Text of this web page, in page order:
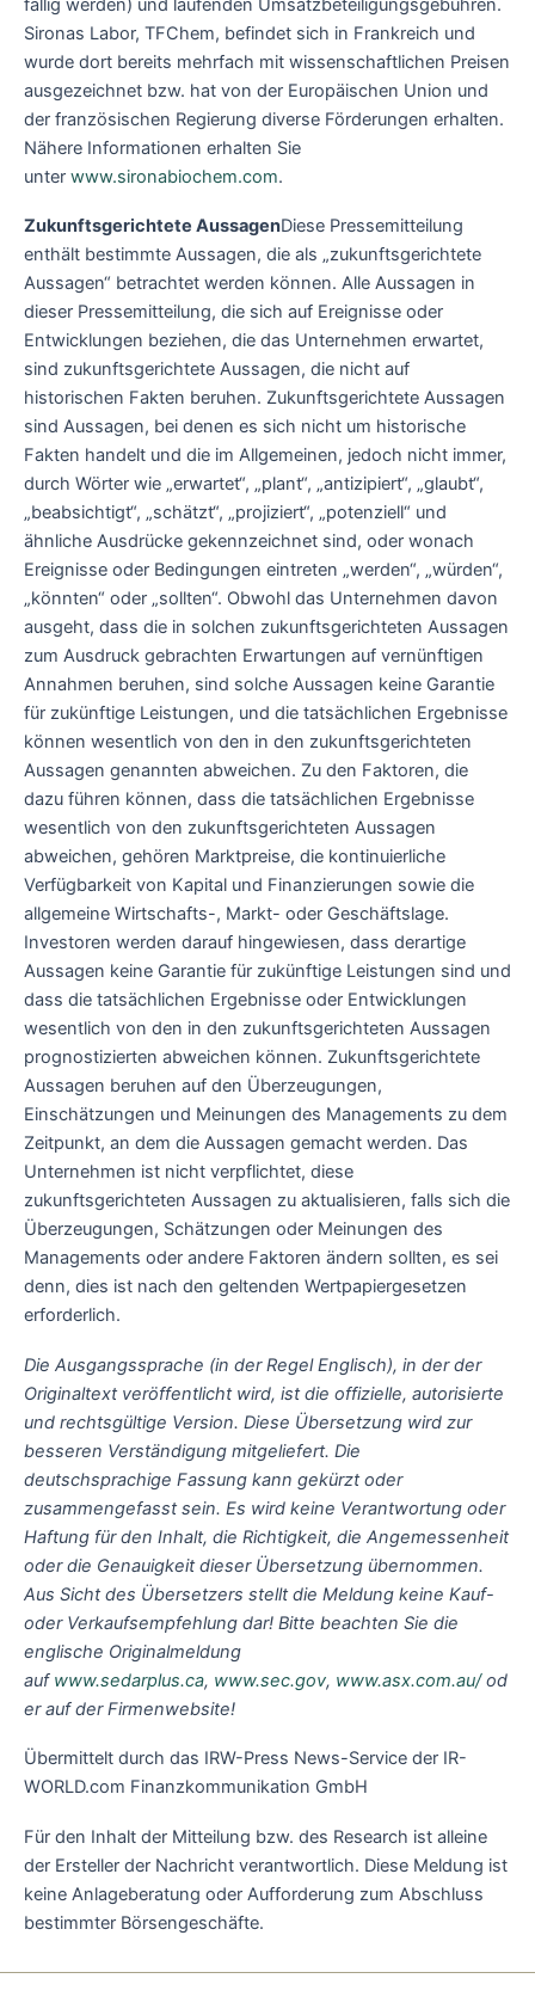
fällig werden) und laufenden Umsatzbeteiligungsgebühren.
Sironas Labor, TFChem, befindet sich in Frankreich und
wurde dort bereits mehrfach mit wissenschaftlichen Preisen
ausgezeichnet bzw. hat von der Europäischen Union und
der französischen Regierung diverse Förderungen erhalten.
Nähere Informationen erhalten Sie
unter www.sironabiochem.com.
Zukunftsgerichtete AussagenDiese Pressemitteilung
enthält bestimmte Aussagen, die als „zukunftsgerichtete
Aussagen“ betrachtet werden können. Alle Aussagen in
dieser Pressemitteilung, die sich auf Ereignisse oder
Entwicklungen beziehen, die das Unternehmen erwartet,
sind zukunftsgerichtete Aussagen, die nicht auf
historischen Fakten beruhen. Zukunftsgerichtete Aussagen
sind Aussagen, bei denen es sich nicht um historische
Fakten handelt und die im Allgemeinen, jedoch nicht immer,
durch Wörter wie „erwartet“, „plant“, „antizipiert“, „glaubt“,
„beabsichtigt“, „schätzt“, „projiziert“, „potenziell“ und
ähnliche Ausdrücke gekennzeichnet sind, oder wonach
Ereignisse oder Bedingungen eintreten „werden“, „würden“,
„könnten“ oder „sollten“. Obwohl das Unternehmen davon
ausgeht, dass die in solchen zukunftsgerichteten Aussagen
zum Ausdruck gebrachten Erwartungen auf vernünftigen
Annahmen beruhen, sind solche Aussagen keine Garantie
für zukünftige Leistungen, und die tatsächlichen Ergebnisse
können wesentlich von den in den zukunftsgerichteten
Aussagen genannten abweichen. Zu den Faktoren, die
dazu führen können, dass die tatsächlichen Ergebnisse
wesentlich von den zukunftsgerichteten Aussagen
abweichen, gehören Marktpreise, die kontinuierliche
Verfügbarkeit von Kapital und Finanzierungen sowie die
allgemeine Wirtschafts-, Markt- oder Geschäftslage.
Investoren werden darauf hingewiesen, dass derartige
Aussagen keine Garantie für zukünftige Leistungen sind und
dass die tatsächlichen Ergebnisse oder Entwicklungen
wesentlich von den in den zukunftsgerichteten Aussagen
prognostizierten abweichen können. Zukunftsgerichtete
Aussagen beruhen auf den Überzeugungen,
Einschätzungen und Meinungen des Managements zu dem
Zeitpunkt, an dem die Aussagen gemacht werden. Das
Unternehmen ist nicht verpflichtet, diese
zukunftsgerichteten Aussagen zu aktualisieren, falls sich die
Überzeugungen, Schätzungen oder Meinungen des
Managements oder andere Faktoren ändern sollten, es sei
denn, dies ist nach den geltenden Wertpapiergesetzen
erforderlich.
Die Ausgangssprache (in der Regel Englisch), in der der
Originaltext veröffentlicht wird, ist die offizielle, autorisierte
und rechtsgültige Version. Diese Übersetzung wird zur
besseren Verständigung mitgeliefert. Die
deutschsprachige Fassung kann gekürzt oder
zusammengefasst sein. Es wird keine Verantwortung oder
Haftung für den Inhalt, die Richtigkeit, die Angemessenheit
oder die Genauigkeit dieser Übersetzung übernommen.
Aus Sicht des Übersetzers stellt die Meldung keine Kauf-
oder Verkaufsempfehlung dar! Bitte beachten Sie die
englische Originalmeldung
auf www.sedarplus.ca, www.sec.gov, www.asx.com.au/od
er auf der Firmenwebsite!
Übermittelt durch das IRW-Press News-Service der IR-
WORLD.com Finanzkommunikation GmbH
Für den Inhalt der Mitteilung bzw. des Research ist alleine
der Ersteller der Nachricht verantwortlich. Diese Meldung ist
keine Anlageberatung oder Aufforderung zum Abschluss
bestimmter Börsengeschäfte.